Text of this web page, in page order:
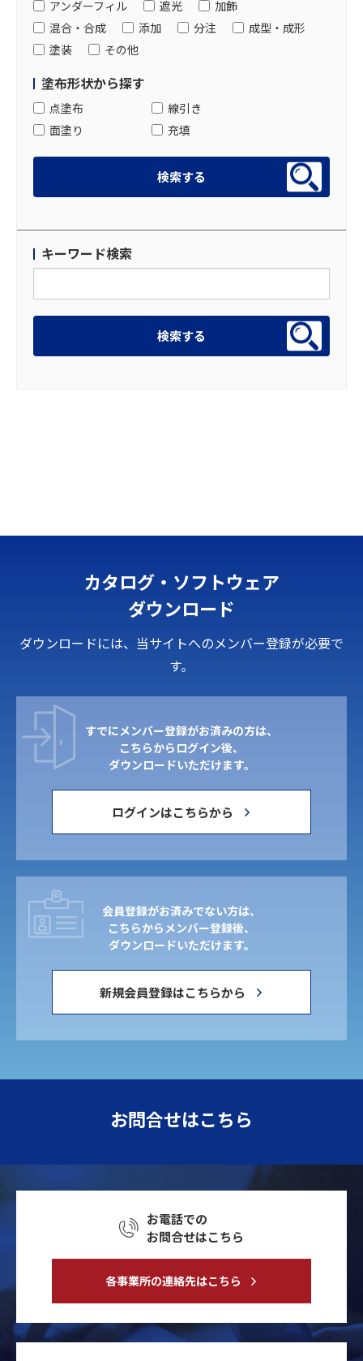
アンダーフィル 遮光
加飾
混合・合成
添加 分注
成型・成形
塗装
その他
塗布形状から探す
点塗布
線引き
面塗り
充填
キーワード検索
カタログ・ソフトウェア
ダウンロード
ダウンロードには、当サイトへのメンバー登録が必要で
す。
すでにメンバー登録がお済みの方は、
こちらからログイン後、
ダウンロードいただけます。
ログインはこちらから
会員登録がお済みでない方は、
こちらからメンバー登録後、
ダウンロードいただけます。
新規会員登録はこちらから
お問合せはこちら
お電話での
お問合せはこちら
各事業所の連絡先はこちら